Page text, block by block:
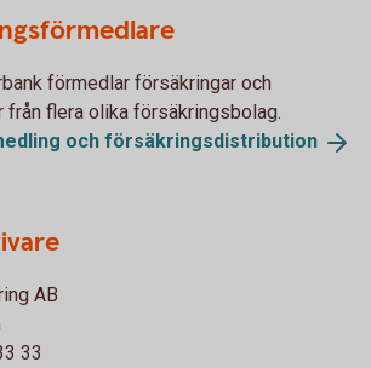
förmedlar försäkringar och
från flera olika försäkringsbolag.
och försäkringsdistribution
AB
33